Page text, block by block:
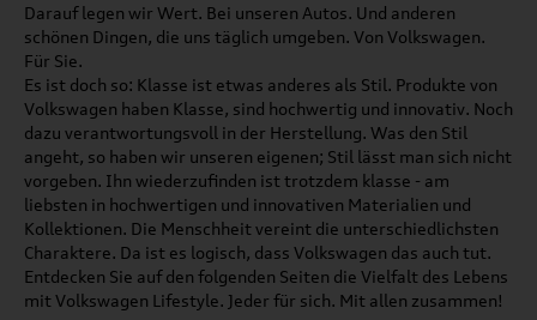
Darauf legen wir Wert. Bei unseren Autos. Und anderen
schönen Dingen, die uns täglich umgeben. Von Volkswagen.
Für Sie.
Es ist doch so: Klasse ist etwas anderes als Stil. Produkte von
Volkswagen haben Klasse, sind hochwertig und innovativ. Noch
dazu verantwortungsvoll in der Herstellung. Was den Stil
angeht, so haben wir unseren eigenen; Stil lässt man sich nicht
vorgeben. Ihn wiederzufinden ist trotzdem klasse - am
liebsten in hochwertigen und innovativen Materialien und
Kollektionen. Die Menschheit vereint die unterschiedlichsten
Charaktere. Da ist es logisch, dass Volkswagen das auch tut.
Entdecken Sie auf den folgenden Seiten die Vielfalt des Lebens
mit Volkswagen Lifestyle. Jeder für sich. Mit allen zusammen!